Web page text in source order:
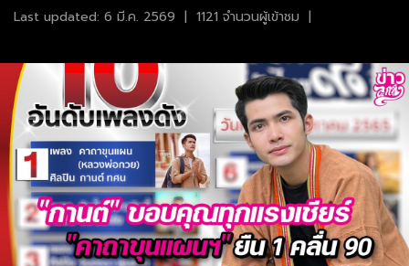
Last updated: 6 มี.ค. 2569 | 1121 จำนวนผู้เข้าชม |